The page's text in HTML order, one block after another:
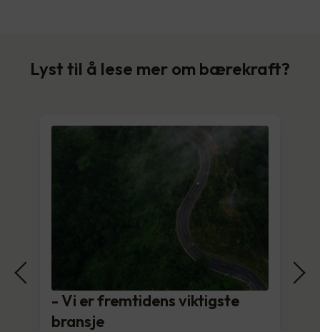
Lyst til å lese mer om bærekraft?
- Vi er fremtidens viktigste
bransje